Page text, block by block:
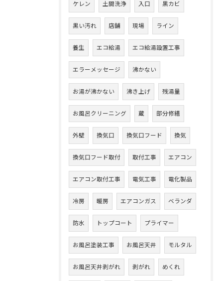
ケレン 土間洗浄 入口 黒カビ
黒い汚れ 店舗 現場 ライン
養生 エコ給湯 エコ給湯設置工事
エラーメッセージ 沸かない
お湯が沸かない 沸き上げ 残湯量
お風呂クリーニング 蔵 部分修繕
外壁 換気口 換気口フード 換気
換気口フード取付 取付工事 エアコン
エアコン取付工事 電気工事 電化製品
冷房 暖房 エアコンガス ベランダ
防水 トップコート プライマー
お風呂塗装工事 お風呂天井 モルタル
お風呂天井剥がれ 剥がれ めくれ